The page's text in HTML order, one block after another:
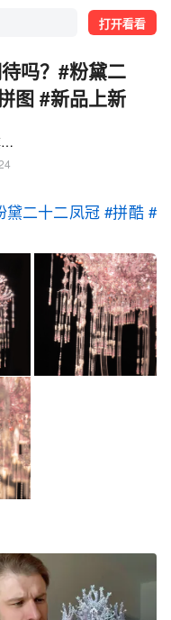
打开看看
吗？#粉黛二
图 #新品上新
拼酷官方旗舰店
黛二十二凤冠 #拼酷 #